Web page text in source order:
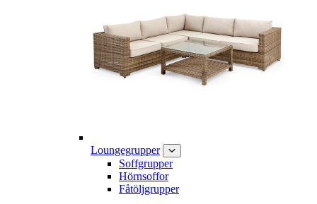
Loungegrupper
Soffgrupper
Hörnsoffor
Fåtöljgrupper